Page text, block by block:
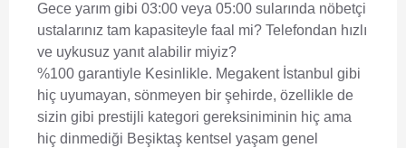
Gece yarım gibi 03:00 veya 05:00 sularında nöbetçi
ustalarınız tam kapasiteyle faal mi? Telefondan hızlı
ve uykusuz yanıt alabilir miyiz?
%100 garantiyle Kesinlikle. Megakent İstanbul gibi
hiç uyumayan, sönmeyen bir şehirde, özellikle de
sizin gibi prestijli kategori gereksiniminin hiç ama
hiç dinmediği Beşiktaş kentsel yaşam genel